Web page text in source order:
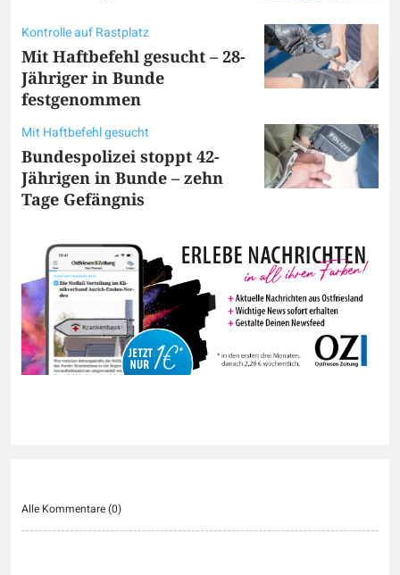
Kontrolle auf Rastplatz
Mit Haftbefehl gesucht – 28-
Jähriger in Bunde
festgenommen
Mit Haftbefehl gesucht
Bundespolizei stoppt 42-
Jährigen in Bunde – zehn
Tage Gefängnis
Alle Kommentare (0)